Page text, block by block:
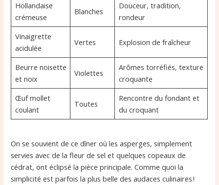
Hollandaise
crémeuse
Blanches
Douceur, tradition,
rondeur
Vinaigrette
acidulée
Vertes Explosion de fraîcheur
Beurre noisette
et noix
Violettes
Arômes torréfiés, texture
croquante
Œuf mollet
coulant
Toutes
Rencontre du fondant et
du croquant
On se souvient de ce dîner où les asperges, simplement
servies avec de la fleur de sel et quelques copeaux de
cédrat, ont éclipsé la pièce principale. Comme quoi la
simplicité est parfois la plus belle des audaces culinaires !